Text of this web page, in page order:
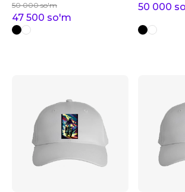
50 000 so'm
47 500 so'm
50 000